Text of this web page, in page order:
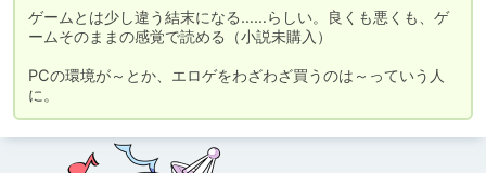
ゲームとは少し違う結末になる……らしい。良くも悪くも、ゲ
ームそのままの感覚で読める（小説未購入）
PCの環境が～とか、エロゲをわざわざ買うのは～っていう人
に。